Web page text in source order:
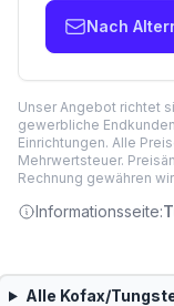
Nach
Unser Angebot richtet
gewerbliche
Einrichtungen. Alle
Mehrwertsteuer.
Rechnung gewähren
Informationsseite:
Alle Kofax/